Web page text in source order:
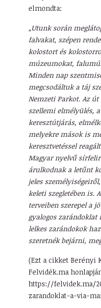
elmondta:
„Utunk során
falvakat, szépen
kolostort és
múzeumokat,
Minden nap
megcsodáltuk a táj
Nemzeti Parkot. Az
szellemi elmélyülés,
keresztútjárás,
melyekre mások is
keresztvetéssel
Magyar nyelvű
árulkodnak a letűnt
jeles
keleti szegletében is.
terveiben szerepel a
gyalogos zarándoklat
lelkes zarándokok
szeretnék bejárni,
(Ezt a cikket Berényi
Felvidék.ma
https://felvidek.ma/
zarandoklat-a-via-